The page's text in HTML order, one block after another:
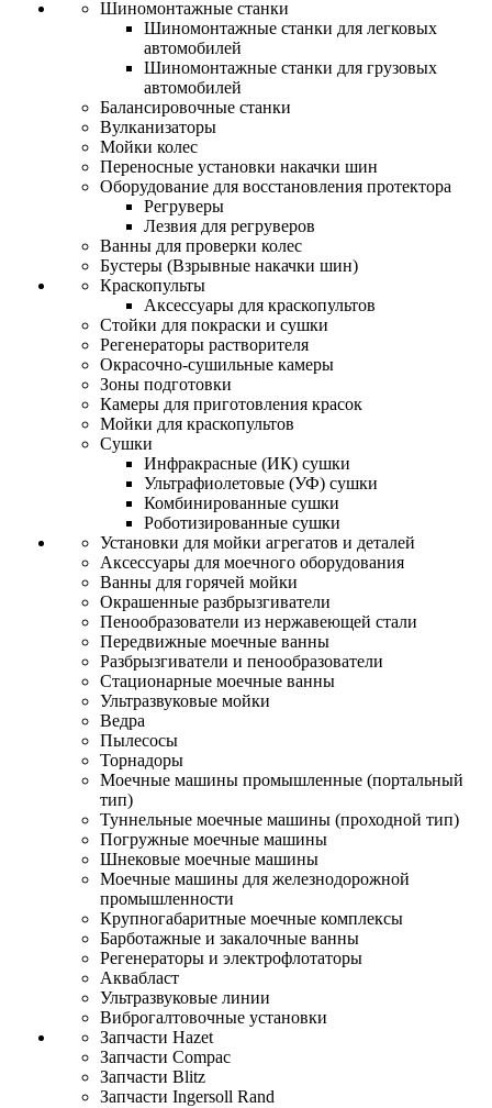
Шиномонтажные станки
Шиномонтажные станки для легковых
автомобилей
Шиномонтажные станки для грузовых
автомобилей
Балансировочные станки
Вулканизаторы
Мойки колес
Переносные установки накачки шин
Оборудование для восстановления протектора
Регруверы
Лезвия для регруверов
Ванны для проверки колес
Бустеры (Взрывные накачки шин)
Краскопульты
Аксессуары для краскопультов
Стойки для покраски и сушки
Регенераторы растворителя
Окрасочно-сушильные камеры
Зоны подготовки
Камеры для приготовления красок
Мойки для краскопультов
Сушки
Инфракрасные (ИК) сушки
Ультрафиолетовые (УФ) сушки
Комбинированные сушки
Роботизированные сушки
Установки для мойки агрегатов и деталей
Аксессуары для моечного оборудования
Ванны для горячей мойки
Окрашенные разбрызгиватели
Пенообразователи из нержавеющей стали
Передвижные моечные ванны
Разбрызгиватели и пенообразователи
Стационарные моечные ванны
Ультразвуковые мойки
Ведра
Пылесосы
Торнадоры
Моечные машины промышленные (портальный
тип)
Туннельные моечные машины (проходной тип)
Погружные моечные машины
Шнековые моечные машины
Моечные машины для железнодорожной
промышленности
Крупногабаритные моечные комплексы
Барботажные и закалочные ванны
Регенераторы и электрофлотаторы
Аквабласт
Ультразвуковые линии
Виброгалтовочные установки
Запчасти Hazet
Запчасти Compac
Запчасти Blitz
Запчасти Ingersoll Rand